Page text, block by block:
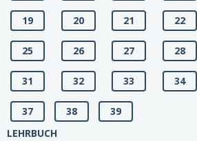
19 20 21 22
25 26 27 28
31 32 33 34
37 38
39
LEHRBUCH